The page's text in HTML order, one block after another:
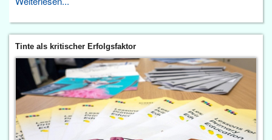
Tinte als kritischer Erfolgsfaktor